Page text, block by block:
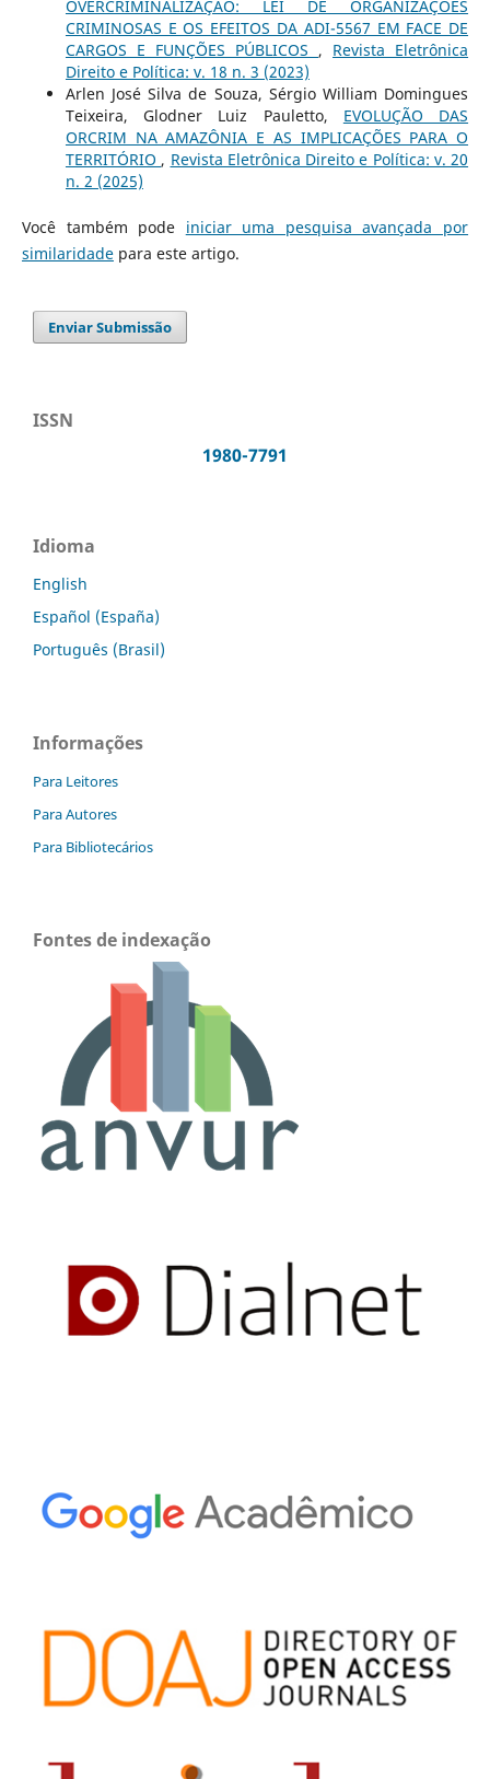
OVERCRIMINALIZAÇÃO: LEI DE ORGANIZAÇÕES
CRIMINOSAS E OS EFEITOS DA ADI-5567 EM FACE DE
CARGOS E FUNÇÕES PÚBLICOS , Revista Eletrônica
Direito e Política: v. 18 n. 3 (2023)
Arlen José Silva de Souza, Sérgio William Domingues
Teixeira, Glodner Luiz Pauletto, EVOLUÇÃO DAS
ORCRIM NA AMAZÔNIA E AS IMPLICAÇÕES PARA O
TERRITÓRIO , Revista Eletrônica Direito e Política: v. 20
n. 2 (2025)
Você também pode iniciar uma pesquisa avançada por
similaridadepara este artigo.
Enviar Submissão
ISSN
1980-7791
Idioma
English
Español (España)
Português (Brasil)
Informações
Para Leitores
Para Autores
Para Bibliotecários
Fontes de indexação